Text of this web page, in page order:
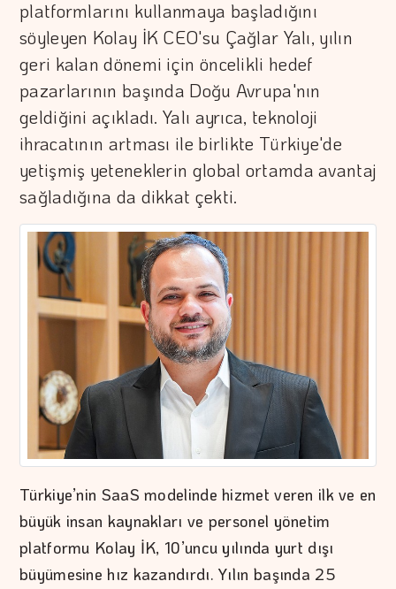
platformlarını kullanmaya başladığını
söyleyen Kolay İK CEO'su Çağlar Yalı, yılın
geri kalan dönemi için öncelikli hedef
pazarlarının başında Doğu Avrupa'nın
geldiğini açıkladı. Yalı ayrıca, teknoloji
ihracatının artması ile birlikte Türkiye'de
yetişmiş yeteneklerin global ortamda avantaj
sağladığına da dikkat çekti.
Türkiye’nin SaaS modelinde hizmet veren ilk ve en
büyük insan kaynakları ve personel yönetim
platformu Kolay İK, 10’uncu yılında yurt dışı
büyümesine hız kazandırdı. Yılın başında 25